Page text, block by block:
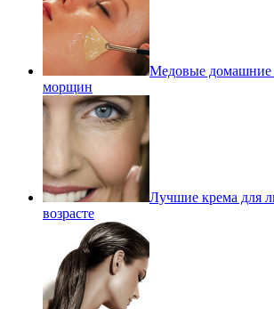
Медовые домашние
морщин
Лучшие крема для
возрасте